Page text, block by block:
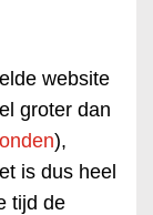
website
groter dan
),
is dus heel
tijd de